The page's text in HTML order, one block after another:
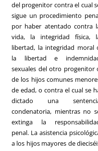
del progenitor contra el cual
sigue un procedimiento
por haber atentado contra
vida, la integridad física,
libertad, la integridad moral
la libertad e
sexuales del otro progenitor
de los hijos comunes
de edad, o contra el cual se
dictado una
condenatoria, mientras no
extinga la
penal. La asistencia
a los hijos mayores de